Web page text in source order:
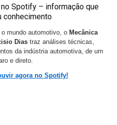
Spotify – informação que
conhecimento
mundo automotivo, o Mecânica
Diastraz análises técnicas,
da indústria automotiva, de um
e direto.
agora no Spotify!